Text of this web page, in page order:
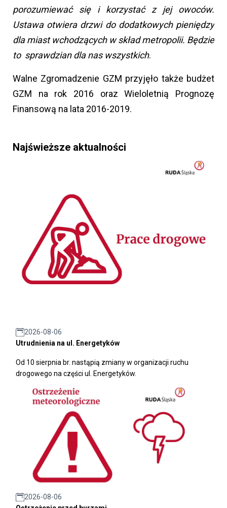
porozumiewać się i korzystać z jej owoców.
Ustawa otwiera drzwi do dodatkowych pieniędzy
dla miast wchodzących w skład metropolii. Będzie
to sprawdzian dla nas wszystkich.
Walne Zgromadzenie GZM przyjęło także budżet
GZM na rok 2016 oraz Wieloletnią Prognozę
Finansową na lata 2016-2019.
Najświeższe aktualności
2026-08-06
Utrudnienia na ul. Energetyków
Od 10 sierpnia br. nastąpią zmiany w organizacji ruchu
drogowego na części ul. Energetyków.
2026-08-06